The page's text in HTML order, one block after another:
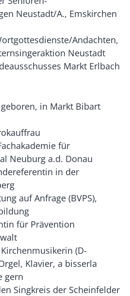
Neustadt/A., Emskirchen
Andachten,
Neustadt
Markt Erlbach
in Markt Bibart
für
Neuburg a.d. Donau
in der
auf Anfrage (BVPS),
für Prävention
(D-
Klavier, a bisserla
gern
Singkreis der Scheinfelder